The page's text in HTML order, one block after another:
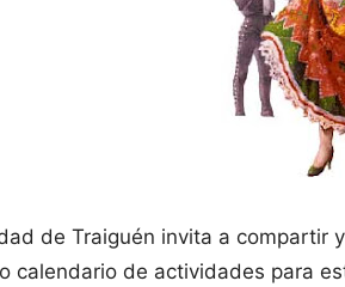
de Traiguén invita a
de actividades para